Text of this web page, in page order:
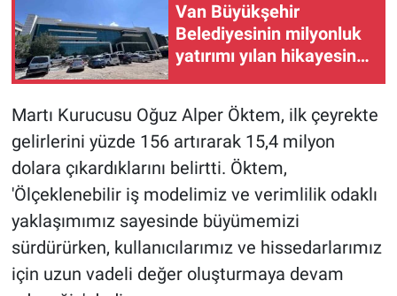
Van Büyükşehir
Belediyesinin milyonluk
yatırımı yılan hikayesine
Martı Kurucusu Oğuz Alper Öktem, ilk çeyrekte
gelirlerini yüzde 156 artırarak 15,4 milyon
dolara çıkardıklarını belirtti. Öktem,
'Ölçeklenebilir iş modelimiz ve verimlilik odaklı
yaklaşımımız sayesinde büyümemizi
sürdürürken, kullanıcılarımız ve hissedarlarımız
için uzun vadeli değer oluşturmaya devam